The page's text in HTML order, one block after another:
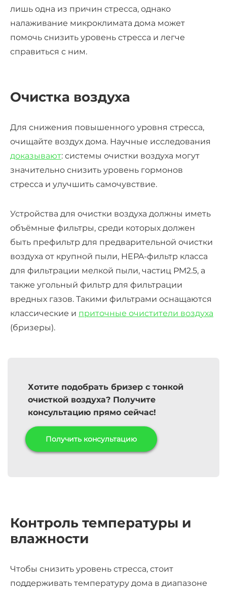
лишь одна из причин стресса, однако
налаживание микроклимата дома может
помочь снизить уровень стресса и легче
справиться с ним.
Очистка воздуха
Для снижения повышенного уровня стресса,
очищайте воздух дома. Научные исследования
доказывают: системы очистки воздуха могут
значительно снизить уровень гормонов
стресса и улучшить самочувствие.
Устройства для очистки воздуха должны иметь
объёмные фильтры, среди которых должен
быть префильтр для предварительной очистки
воздуха от крупной пыли, HEPA-фильтр класса
для фильтрации мелкой пыли, частиц PM2.5, а
также угольный фильтр для фильтрации
вредных газов. Такими фильтрами оснащаются
классические и приточные очистители воздуха
(бризеры).
Хотите подобрать бризер с тонкой
очисткой воздуха? Получите
консультацию прямо сейчас!
Получить консультацию
Контроль температуры и
влажности
Чтобы снизить уровень стресса, стоит
поддерживать температуру дома в диапазоне